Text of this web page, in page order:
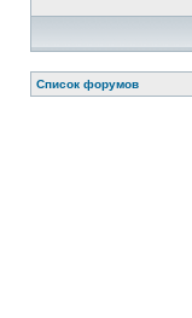
Список форумов